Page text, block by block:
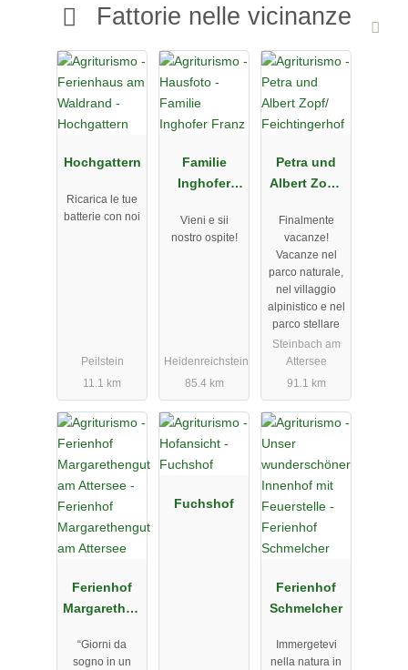
Fattorie nelle vicinanze
Hochgattern
Ricarica le tue
batterie con noi
Peilstein
11.1 km
Familie
Inghofer
Vieni e sii
nostro ospite!
Heidenreichstein
85.4 km
Petra und
Albert Zopf/
of
Finalmente
vacanze!
Vacanze nel
parco naturale,
nel villaggio
alpinistico e nel
parco stellare
Steinbach am
Attersee
91.1 km
Ferienhof
Margarethen
Attersee
“Giorni da
sogno in un
Fuchshof
Ferienhof
Schmelcher
Immergetevi
nella natura in